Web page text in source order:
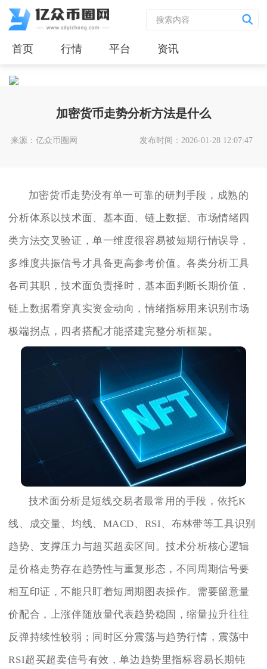
首页 行情 平台 资讯
加密货币走势分析方法是什么
来源：亿众币圈网 发布时间：2026-01-28 12:07:47
加密货币走势没有单一可靠的研判手段，成熟的
分析体系以技术面、基本面、链上数据、市场情绪四
类方法交叉验证，单一维度很容易被短期行情误导，
多维度共振信号才具备更高参考价值。各类分析工具
各司其职，技术面负责择时，基本面判断长期价值，
链上数据看穿真实资金动向，情绪指标用来识别市场
极端拐点，四者搭配才能搭建完整分析框架。
技术面分析是短线交易者最常用的手段，依托K
线、成交量、均线、MACD、RSI、布林带等工具识别
趋势、支撑压力与超买超卖区间。技术分析核心逻辑
是价格走势存在趋势性与重复形态，不同周期信号要
相互印证，不能只盯着短周期图表操作。需要留意量
价配合，上涨伴随放量代表趋势稳固，缩量拉升往往
反弹持续性较弱；同时区分震荡与趋势行情，震荡中
RSI超买超卖信号有效，单边趋势里指标容易长期钝